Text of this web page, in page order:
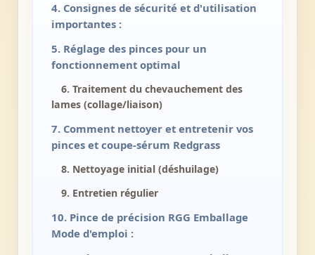
4. Consignes de sécurité et d'utilisation
importantes :
5. Réglage des pinces pour un
fonctionnement optimal
6. Traitement du chevauchement des
lames (collage/liaison)
7. Comment nettoyer et entretenir vos
pinces et coupe-sérum Redgrass
8. Nettoyage initial (déshuilage)
9. Entretien régulier
10. Pince de précision RGG Emballage
Mode d'emploi :